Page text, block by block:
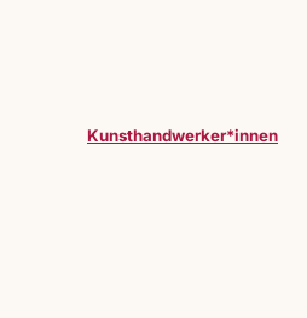
Kunsthandwerker*innen